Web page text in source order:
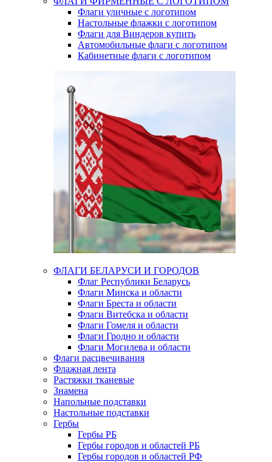
Флаги уличные с логотипом
Настольные флажки с логотипом
Флаги для Виндеров купить
Автомобильные флаги с логотипом
Кабинетные флаги с логотипом
ФЛАГИ БЕЛАРУСИ И ГОРОДОВ
Флаг Республики Беларусь
Флаги Минска и области
Флаги Бреста и области
Флаги Витебска и области
Флаги Гомеля и области
Флаги Гродно и области
Флаги Могилева и области
Флаги расцвечивания
Флажная лента
Растяжки тканевые
Знамена
Напольные подставки
Настольные подставки
Гербы
Гербы РБ
Гербы городов и областей РБ
Гербы городов и областей РФ